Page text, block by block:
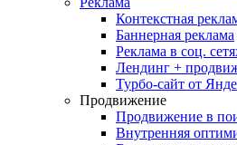
Контекстная
Баннерная реклама
Реклама в соц.
Лендинг +
Турбо-сайт от
Продвижение
Продвижение в
Внутренняя